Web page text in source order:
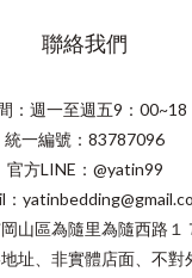
聯絡我們
：週一至週五9：00~18
統一編號：83787096
官方LINE：@yatin99
：
山區為隨里為隨西路１
址、非實體店面、不對